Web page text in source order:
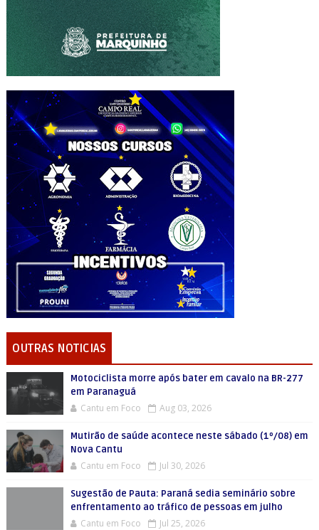
OUTRAS NOTICIAS
Motociclista morre após bater em cavalo na BR-277
em Paranaguá
Cantu em Foco Aug 03, 2026
Mutirão de saúde acontece neste sábado (1º/08) em
Nova Cantu
Cantu em Foco Jul 30, 2026
Sugestão de Pauta: Paraná sedia seminário sobre
enfrentamento ao tráfico de pessoas em julho
Cantu em Foco Jul 25, 2026